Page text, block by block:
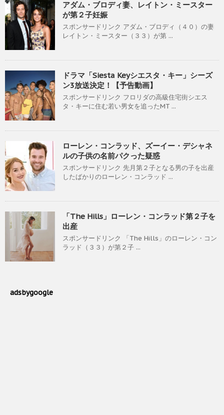
アダム・ブロディ妻、レイトン・ミースター
が第２子妊娠
スポンサードリンク アダム・ブロディ（４０）の妻
レイトン・ミースター（３３）が第 ...
ドラマ「Siesta Keyシエスタ・キー」シーズ
ン3放送決定！【予告動画】
スポンサードリンク フロリダの高級住宅街シエス
タ・キーに住む若い男女を追ったMT ...
ローレン・コンラッド、ズーイー・デシャネ
ルの子供の名前パクった疑惑
スポンサードリンク 先月第２子となる男の子を出産
したばかりのローレン・コンラッド ...
「The Hills」ローレン・コンラッド第２子を
出産
スポンサードリンク 「The Hills」のローレン・コン
ラッド（３３）が第２子 ...
adsbygoogle